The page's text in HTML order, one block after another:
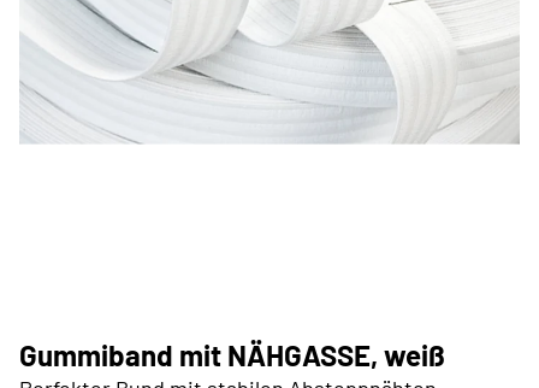
Gummiband mit NÄHGASSE, weiß